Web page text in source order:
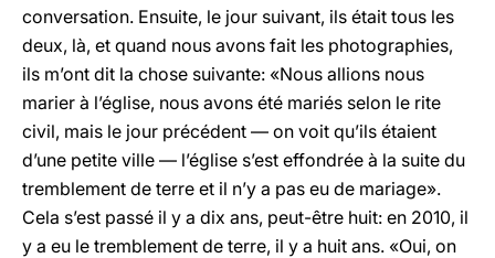
conversation. Ensuite, le jour suivant, ils était tous les
deux, là, et quand nous avons fait les photographies,
ils m’ont dit la chose suivante: «Nous allions nous
marier à l’église, nous avons été mariés selon le rite
civil, mais le jour précédent — on voit qu’ils étaient
d’une petite ville — l’église s’est effondrée à la suite du
tremblement de terre et il n’y a pas eu de mariage».
Cela s’est passé il y a dix ans, peut-être huit: en 2010, il
y a eu le tremblement de terre, il y a huit ans. «Oui, on